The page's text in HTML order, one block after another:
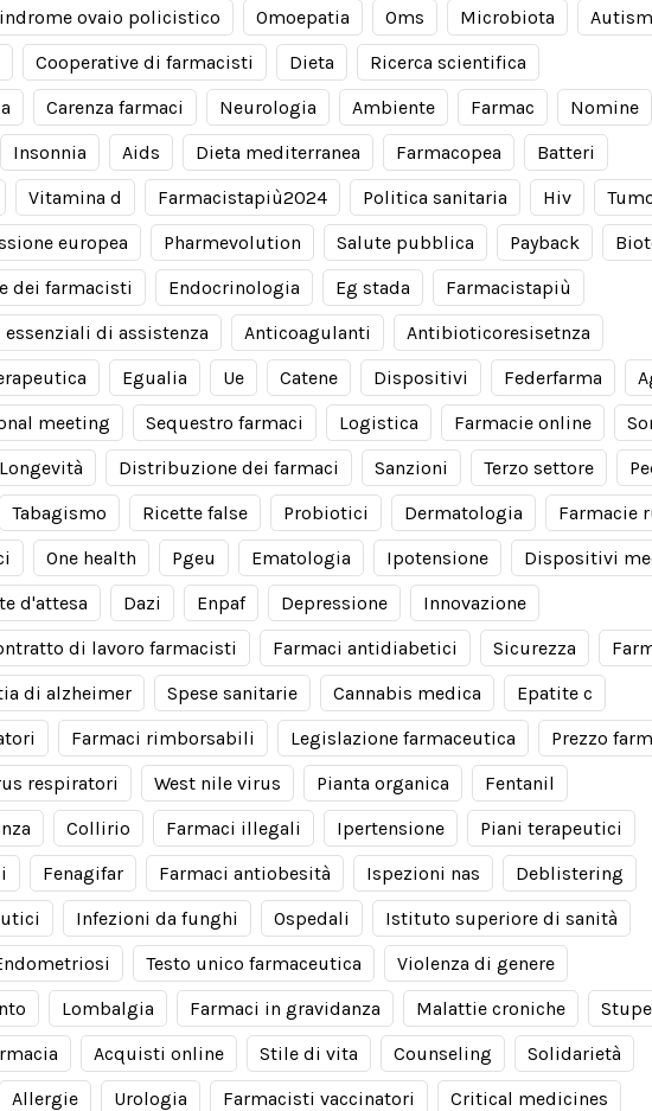
ovaio policistico Omoepatia Oms Microbiota
Cooperative di farmacisti Dieta
Ricerca scientifica
Carenza farmaci Neurologia Ambiente Farmac
Nomine
Insonnia Aids Dieta mediterranea Farmacopea
Batteri
Vitamina d Farmacistapiù2024 Politica sanitaria Hiv
europea Pharmevolution Salute pubblica Payback
dei farmacisti Endocrinologia Eg stada
Farmacistapiù
di assistenza Anticoagulanti
Antibioticoresisetnza
Egualia Ue Catene Dispositivi Federfarma
meeting Sequestro farmaci Logistica Farmacie online
Longevità Distribuzione dei farmaci Sanzioni Terzo settore
Tabagismo Ricette false Probiotici Dermatologia
Farmacie
One health Pgeu Ematologia Ipotensione
Dispositivi
d'attesa Dazi Enpaf Depressione
Innovazione
di lavoro farmacisti Farmaci antidiabetici Sicurezza
di alzheimer Spese sanitarie Cannabis medica
Epatite c
Farmaci rimborsabili Legislazione farmaceutica
Prezzo
respiratori West nile virus Pianta organica
Fentanil
Collirio Farmaci illegali Ipertensione
Piani terapeutici
Fenagifar Farmaci antiobesità Ispezioni nas
Deblistering
Infezioni da funghi Ospedali
Istituto superiore di sanità
Testo unico farmaceutica
Violenza di genere
Lombalgia Farmaci in gravidanza Malattie croniche
Acquisti online Stile di vita Counseling
Solidarietà
Allergie Urologia Farmacisti vaccinatori
Critical medicines